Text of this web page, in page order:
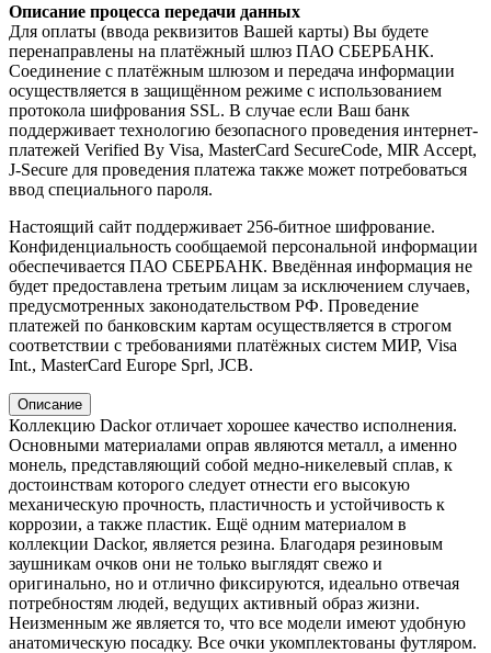
Описание процесса передачи данных
Для оплаты (ввода реквизитов Вашей карты) Вы будете
перенаправлены на платёжный шлюз ПАО СБЕРБАНК.
Соединение с платёжным шлюзом и передача информации
осуществляется в защищённом режиме с использованием
протокола шифрования SSL. В случае если Ваш банк
поддерживает технологию безопасного проведения интернет-
платежей Verified By Visa, MasterCard SecureCode, MIR Accept,
J-Secure для проведения платежа также может потребоваться
ввод специального пароля.
Настоящий сайт поддерживает 256-битное шифрование.
Конфиденциальность сообщаемой персональной информации
обеспечивается ПАО СБЕРБАНК. Введённая информация не
будет предоставлена третьим лицам за исключением случаев,
предусмотренных законодательством РФ. Проведение
платежей по банковским картам осуществляется в строгом
соответствии с требованиями платёжных систем МИР, Visa
Int., MasterCard Europe Sprl, JCB.
Описание
Коллекцию Dackor отличает хорошее качество исполнения.
Основными материалами оправ являются металл, а именно
монель, представляющий собой медно-никелевый сплав, к
достоинствам которого следует отнести его высокую
механическую прочность, пластичность и устойчивость к
коррозии, а также пластик. Ещё одним материалом в
коллекции Dackor, является резина. Благодаря резиновым
заушникам очков они не только выглядят свежо и
оригинально, но и отлично фиксируются, идеально отвечая
потребностям людей, ведущих активный образ жизни.
Неизменным же является то, что все модели имеют удобную
анатомическую посадку. Все очки укомплектованы футляром.